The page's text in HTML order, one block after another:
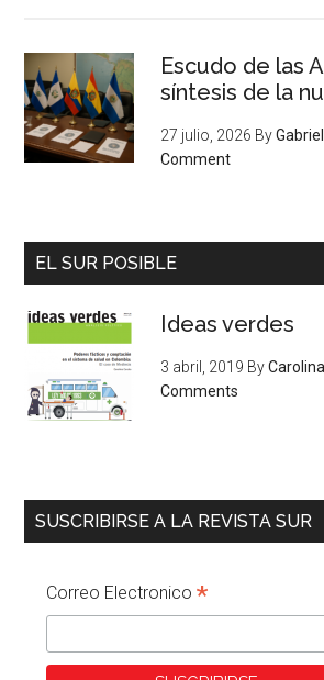
Escudo de las
síntesis de la
27 julio, 2026 By
Comment
EL SUR POSIBLE
Ideas verdes
3 abril, 2019 By
Comments
SUSCRIBIRSE A LA REVISTA SUR
Correo Electronico*